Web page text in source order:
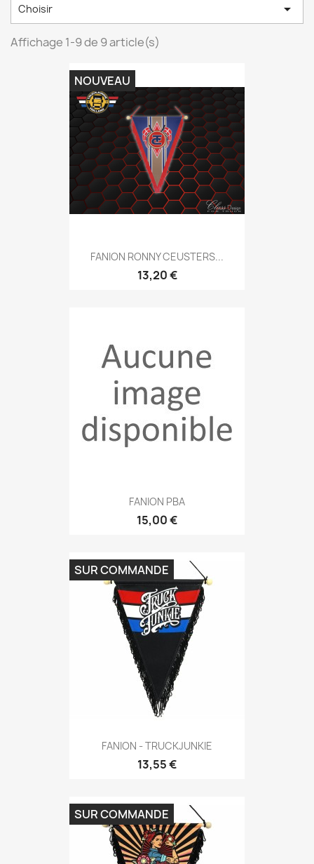
Choisir 
Affichage 1-9 de 9 article(s)
FANION RONNY CEUSTERS...
13,20 €
NOUVEAU
FANION PBA
15,00 €
FANION - TRUCKJUNKIE
13,55 €
SUR COMMANDE
SUR COMMANDE